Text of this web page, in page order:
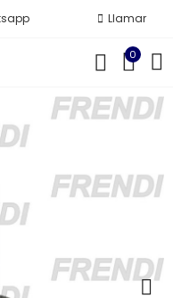
Llamar
0